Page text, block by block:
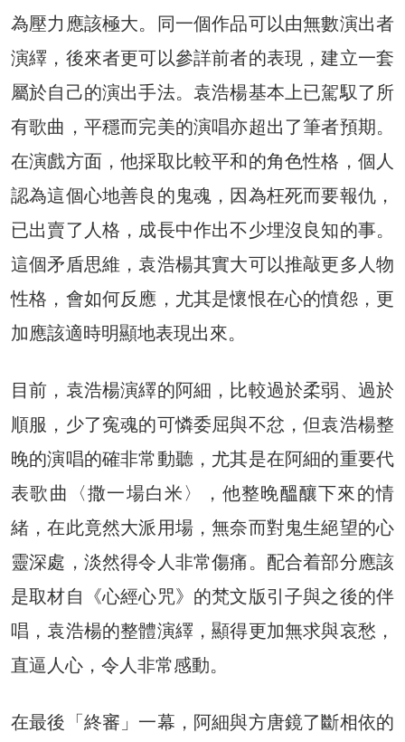
為壓力應該極大。同一個作品可以由無數演出者
演繹，後來者更可以參詳前者的表現，建立一套
屬於自己的演出手法。袁浩楊基本上已駕馭了所
有歌曲，平穩而完美的演唱亦超出了筆者預期。
在演戲方面，他採取比較平和的角色性格，個人
認為這個心地善良的鬼魂，因為枉死而要報仇，
已出賣了人格，成長中作出不少埋沒良知的事。
這個矛盾思維，袁浩楊其實大可以推敲更多人物
性格，會如何反應，尤其是懷恨在心的憤怨，更
加應該適時明顯地表現出來。
目前，袁浩楊演繹的阿細，比較過於柔弱、過於
順服，少了寃魂的可憐委屈與不忿，但袁浩楊整
晚的演唱的確非常動聽，尤其是在阿細的重要代
表歌曲〈撒一場白米〉，他整晚醞釀下來的情
緒，在此竟然大派用場，無奈而對鬼生絕望的心
靈深處，淡然得令人非常傷痛。配合着部分應該
是取材自《心經心咒》的梵文版引子與之後的伴
唱，袁浩楊的整體演繹，顯得更加無求與哀愁，
直逼人心，令人非常感動。
在最後「終審」一幕，阿細與方唐鏡了斷相依的